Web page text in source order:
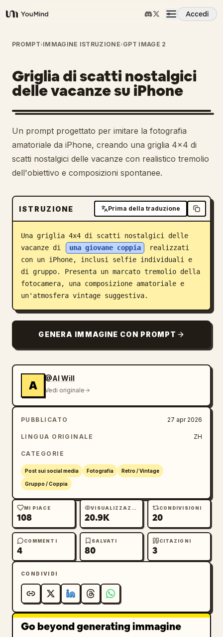
YouMind
Accedi
Panoramica
Casi d'uso
Abilità
Prompt
Prezzi
Scarica
Blog
Aggiornamenti
PROMPT›IMMAGINE ISTRUZIONE›GPT IMAGE 2
Griglia di scatti nostalgici
delle vacanze su iPhone
Un prompt progettato per imitare la fotografia
amatoriale da iPhone, creando una griglia 4x4 di
scatti nostalgici delle vacanze con realistico tremolio
dell'obiettivo e composizioni spontanee.
ISTRUZIONE Prima della traduzione
Una griglia 4x4 di scatti nostalgici delle
vacanze di
una giovane coppia
realizzati
con un iPhone, inclusi selfie individuali e
di gruppo. Presenta un marcato tremolio della
fotocamera, una composizione amatoriale e
un'atmosfera vintage suggestiva.
GENERA IMMAGINE CON PROMPT
A
@AI Will
Vedi originale
PUBBLICATO 27 apr 2026
LINGUA ORIGINALE ZH
CATEGORIE
Post sui social media Fotografia Retro / Vintage
Gruppo / Coppia
MI PIACE
108
VISUALIZZAZIONI
20.9K
CONDIVISIONI
20
COMMENTI
4
SALVATI
80
CITAZIONI
3
CONDIVIDI
Go beyond generating immagine